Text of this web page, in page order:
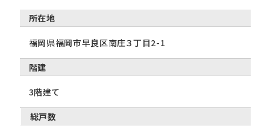
所在地
福岡県福岡市早良区南庄３丁目2-1
階建
3階建て
総戸数